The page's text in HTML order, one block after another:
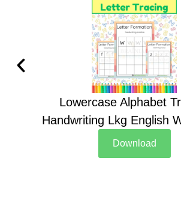
Lowercase Alphabet
Handwriting Lkg English
Download